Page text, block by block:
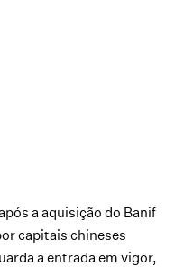
a aquisição do Banif
capitais chineses
a entrada em vigor,